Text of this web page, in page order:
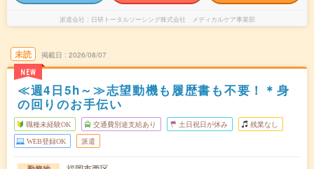
派遣会社 日研トータルソーシング株式会社 メディカルケア事業部
未読
NEW
掲載日 2026/08/07
≪週4日5h～≫志望動機も履歴書も不要！＊身
の回りのお手伝い
職種未経験OK 交通費別途支給あり 土日祝日が休み 残業なし
WEB登録OK 派遣